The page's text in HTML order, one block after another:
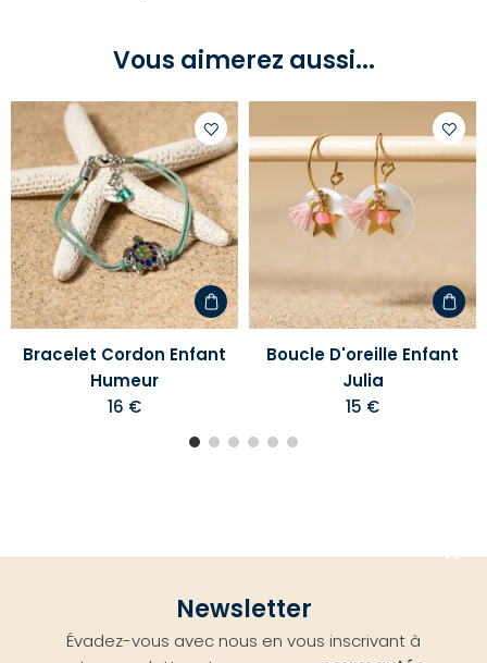
Vous aimerez aussi...
Ajouter
à
votre
liste
d'envies
Bracelet Cordon Enfant
Humeur
16 €
Boucle D'oreille Enfant
Julia
15 €
Newsletter
Évadez-vous avec nous en vous inscrivant à